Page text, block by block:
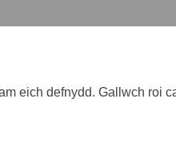
eich defnydd. Gallwch roi